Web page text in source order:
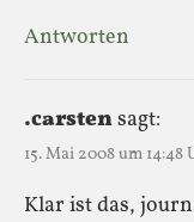
Antworten
.carstensagt:
15. Mai 2008 um 14:48
Klar ist das,